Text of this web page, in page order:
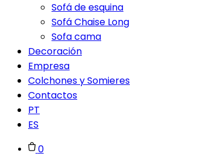
Sofá de esquina
Sofá Chaise Long
Sofa cama
Decoración
Empresa
Colchones y Somieres
Contactos
PT
ES
0